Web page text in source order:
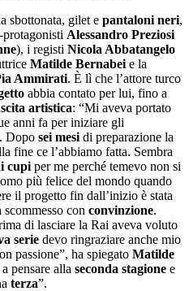
sbottonata, gilet e pantaloni neri,
Alessandro Preziosi
), i registi Nicola Abbatangelo
Matilde Bernabei e la
Ammirati. È lì che l’attore turco
abbia contato per lui, fino a
artistica: “Mi aveva portato
anni fa per iniziare gli
. Dopo sei mesi di preparazione la
fine ce l’abbiamo fatta. Sembra
cupi per me perché temevo non si
più felice del mondo quando
il progetto fin dall’inizio è stata
con convinzione.
di lasciare la Rai aveva voluto
serie devo ringraziare anche mio
passione”, ha spiegato Matilde
pensare alla seconda stagione e
terza”.